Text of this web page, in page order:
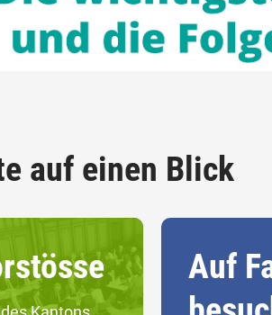
auf einen Blick
Auf